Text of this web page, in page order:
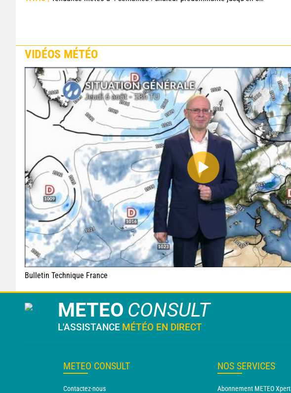
VIDÉOS MÉTÉO
Bulletin Technique France
METEO CONSULT
L'ASSISTANCE MÉTÉO EN DIRECT
METEO CONSULT
Contactez-nous
NOS SERVICES
Abonnement METEO Xpert